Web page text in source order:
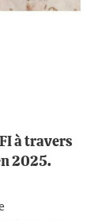
à travers
2025.